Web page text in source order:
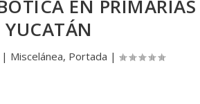
EN
YUCATÁN
| Miscelánea, Portada |